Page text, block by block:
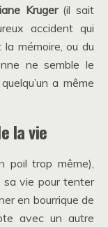
Kruger(il sait
accident qui
mémoire, ou du
ne semble le
a même
la vie
poil trop même),
sa vie pour tenter
en bourrique de
avec un autre